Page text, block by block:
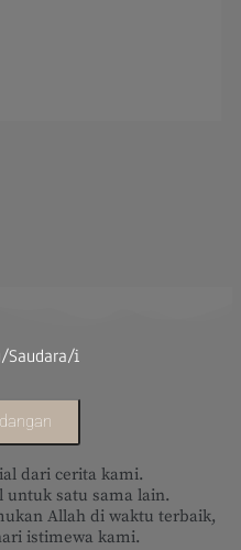
dari cerita kami.
untuk satu sama lain.
Allah di waktu terbaik,
istimewa kami.
Saudara/i